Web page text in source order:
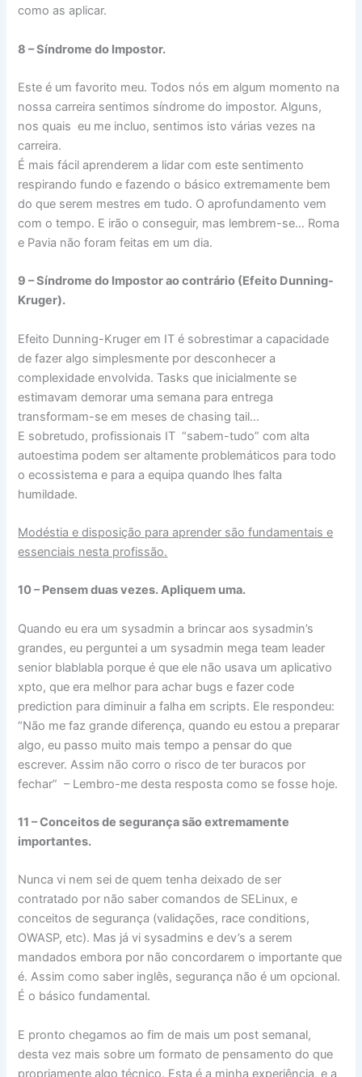
como as aplicar.
8 – Síndrome do Impostor.
Este é um favorito meu. Todos nós em algum momento na
nossa carreira sentimos síndrome do impostor. Alguns,
nos quais eu me incluo, sentimos isto várias vezes na
carreira.
É mais fácil aprenderem a lidar com este sentimento
respirando fundo e fazendo o básico extremamente bem
do que serem mestres em tudo. O aprofundamento vem
com o tempo. E irão o conseguir, mas lembrem-se… Roma
e Pavia não foram feitas em um dia.
9 – Síndrome do Impostor ao contrário (Efeito Dunning-
Kruger).
Efeito Dunning-Kruger em IT é sobrestimar a capacidade
de fazer algo simplesmente por desconhecer a
complexidade envolvida. Tasks que inicialmente se
estimavam demorar uma semana para entrega
transformam-se em meses de chasing tail…
E sobretudo, profissionais IT “sabem-tudo” com alta
autoestima podem ser altamente problemáticos para todo
o ecossistema e para a equipa quando lhes falta
humildade.
Modéstia e disposição para aprender são fundamentais e
essenciais nesta profissão.
10 – Pensem duas vezes. Apliquem uma.
Quando eu era um sysadmin a brincar aos sysadmin’s
grandes, eu perguntei a um sysadmin mega team leader
senior blablabla porque é que ele não usava um aplicativo
xpto, que era melhor para achar bugs e fazer code
prediction para diminuir a falha em scripts. Ele respondeu:
“Não me faz grande diferença, quando eu estou a preparar
algo, eu passo muito mais tempo a pensar do que
escrever. Assim não corro o risco de ter buracos por
fechar” – Lembro-me desta resposta como se fosse hoje.
11 – Conceitos de segurança são extremamente
importantes.
Nunca vi nem sei de quem tenha deixado de ser
contratado por não saber comandos de SELinux, e
conceitos de segurança (validações, race conditions,
OWASP, etc). Mas já vi sysadmins e dev’s a serem
mandados embora por não concordarem o importante que
é. Assim como saber inglês, segurança não é um opcional.
É o básico fundamental.
E pronto chegamos ao fim de mais um post semanal,
desta vez mais sobre um formato de pensamento do que
propriamente algo técnico. Esta é a minha experiência, e a